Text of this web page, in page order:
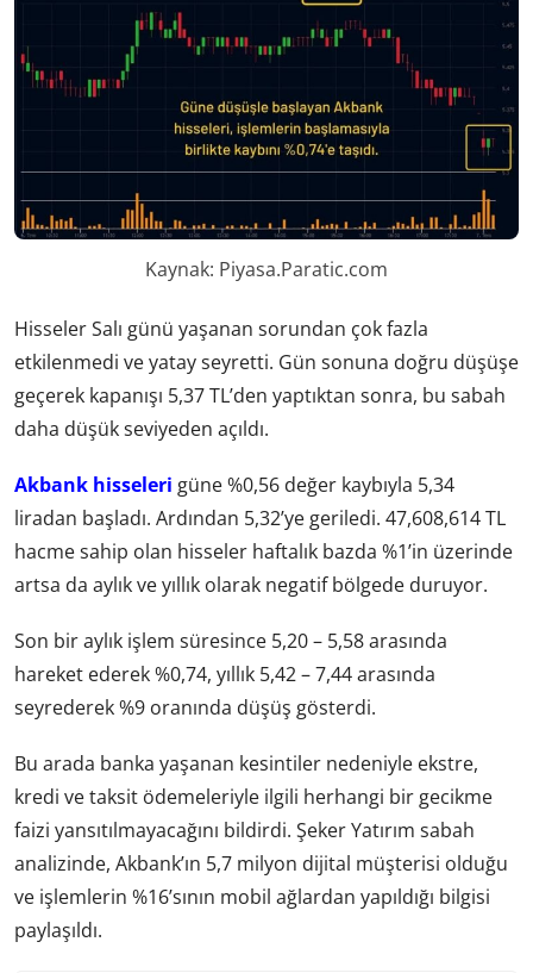
Kaynak: Piyasa.Paratic.com
Hisseler Salı günü yaşanan sorundan çok fazla
etkilenmedi ve yatay seyretti. Gün sonuna doğru düşüşe
geçerek kapanışı 5,37 TL’den yaptıktan sonra, bu sabah
daha düşük seviyeden açıldı.
Akbank hisseleri güne %0,56 değer kaybıyla 5,34
liradan başladı. Ardından 5,32’ye geriledi. 47,608,614 TL
hacme sahip olan hisseler haftalık bazda %1’in üzerinde
artsa da aylık ve yıllık olarak negatif bölgede duruyor.
Son bir aylık işlem süresince 5,20 – 5,58 arasında
hareket ederek %0,74, yıllık 5,42 – 7,44 arasında
seyrederek %9 oranında düşüş gösterdi.
Bu arada banka yaşanan kesintiler nedeniyle ekstre,
kredi ve taksit ödemeleriyle ilgili herhangi bir gecikme
faizi yansıtılmayacağını bildirdi. Şeker Yatırım sabah
analizinde, Akbank’ın 5,7 milyon dijital müşterisi olduğu
ve işlemlerin %16’sının mobil ağlardan yapıldığı bilgisi
paylaşıldı.